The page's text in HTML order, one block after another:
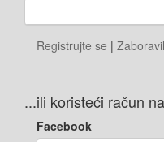
Registrujte se |
...ili koristeći račun
Facebook